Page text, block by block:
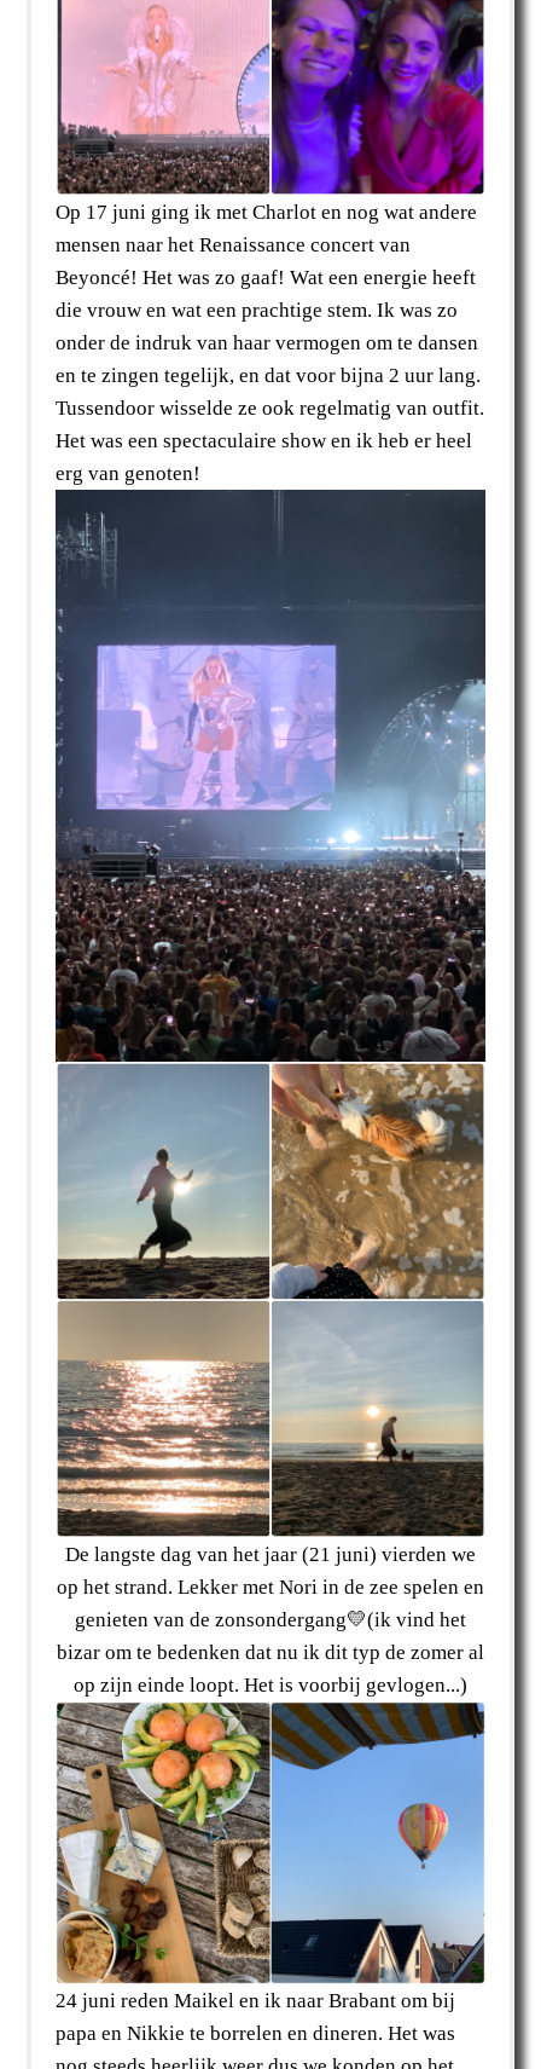
Op 17 juni ging ik met Charlot en nog wat andere
mensen naar het Renaissance concert van
Beyoncé! Het was zo gaaf! Wat een energie heeft
die vrouw en wat een prachtige stem. Ik was zo
onder de indruk van haar vermogen om te dansen
en te zingen tegelijk, en dat voor bijna 2 uur lang.
Tussendoor wisselde ze ook regelmatig van outfit.
Het was een spectaculaire show en ik heb er heel
erg van genoten!
De langste dag van het jaar (21 juni) vierden we
op het strand. Lekker met Nori in de zee spelen en
genieten van de zonsondergang💛(ik vind het
bizar om te bedenken dat nu ik dit typ de zomer al
op zijn einde loopt. Het is voorbij gevlogen...)
24 juni reden Maikel en ik naar Brabant om bij
papa en Nikkie te borrelen en dineren. Het was